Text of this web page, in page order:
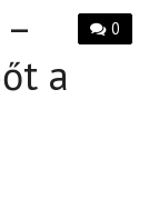
0
a